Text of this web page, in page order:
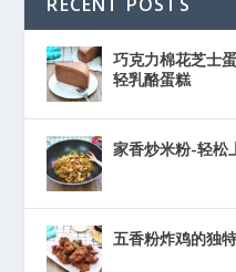
巧克力棉花芝士
轻乳酪蛋糕
家香炒米粉-轻松
五香粉炸鸡的独